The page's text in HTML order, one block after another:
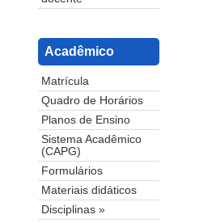
Acadêmico
Matrícula
Quadro de Horários
Planos de Ensino
Sistema Acadêmico
(CAPG)
Formulários
Materiais didáticos
Disciplinas »